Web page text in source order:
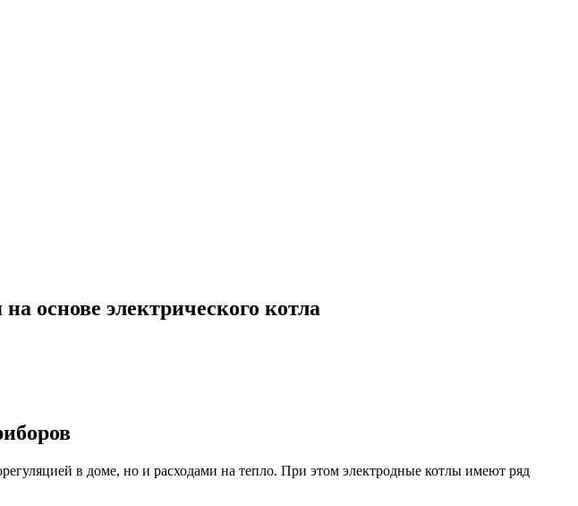
основе электрического котла
в доме, но и расходами на тепло. При этом электродные котлы имеют ряд